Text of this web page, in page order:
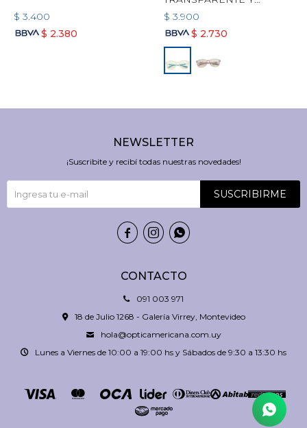
$ 3.400
$ 2.380
CELESTE
$ 3.900
$ 2.730
CONTACTO
091 003 971
18 de Julio 1268 - Galería Virrey, Montevideo
hola@opticamericana.com.uy
Lunes a Viernes de 10:00 a 19:00 hs y Sábados de 9:30 a 13:30 hs
NEWSLETTER
¡Suscribite y recibí todas nuestras novedades!
SUSCRIBIRME
  